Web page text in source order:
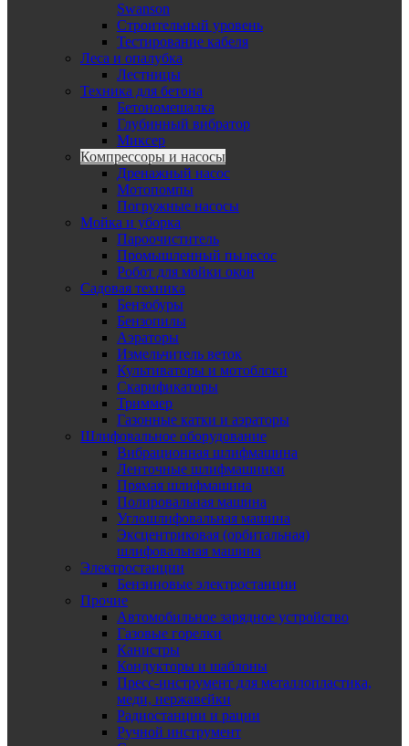
Swanson
Строительный уровень
Тестирование кабеля
Леса и опалубка
Лестницы
Техника для бетона
Бетономешалка
Глубинный вибратор
Миксер
Компрессоры и насосы
Дренажный насос
Мотопомпы
Погружные насосы
Мойка и уборка
Пароочиститель
Промышленный пылесос
Робот для мойки окон
Садовая техника
Бензобуры
Бензопилы
Аэраторы
Измельчитель веток
Культиваторы и мотоблоки
Скарификаторы
Триммер
Газонные катки и аэраторы
Шлифовальное оборудование
Вибрационная шлифмашина
Ленточные шлифмашинки
Прямая шлифмашина
Полировальная машина
Углошлифовальная машина
Эксцентриковая (орбитальная)
шлифовальная машина
Электростанции
Бензиновые электростанции
Прочие
Автомобильное зарядное устройство
Газовые горелки
Канистры
Кондукторы и шаблоны
Пресс-инструмент для металлопластика,
меди, нержавейки
Радиостанции и рации
Ручной инструмент